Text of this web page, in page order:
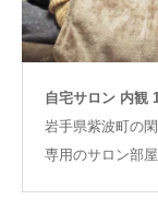
自宅サロン 内観
岩手県紫波町の
専用のサロン部